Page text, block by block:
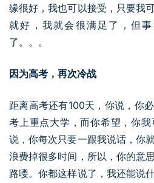
缘很好，我也可以接受，只要我
就好，我就会很满足了，但
了。。。
因为高考，再次冷战
距离高考还有100天，你说，你
考上重点大学，而你希望，你
说，你每次只要一跟我说话，你
浪费掉很多时间，所以，你的意
路喽。你都这样说了，我还能说